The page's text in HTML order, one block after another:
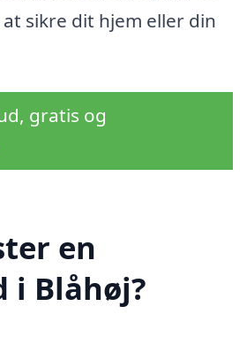
sikre dit hjem eller din
gratis og
en
i Blåhøj?